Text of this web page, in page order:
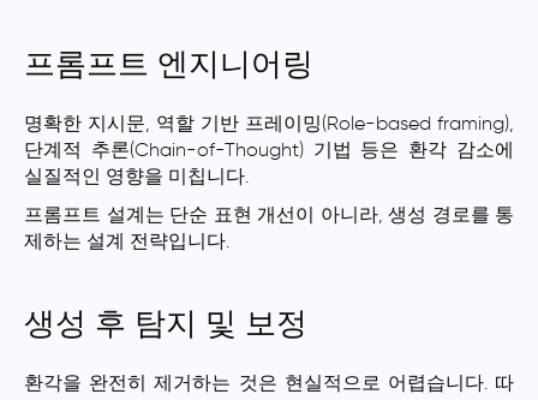
프롬프트 엔지니어링
명확한 지시문, 역할 기반 프레이밍(Role-based framing),
단계적 추론(Chain-of-Thought) 기법 등은 환각 감소에
실질적인 영향을 미칩니다.
프롬프트 설계는 단순 표현 개선이 아니라, 생성 경로를 통
제하는 설계 전략입니다.
생성 후 탐지 및 보정
환각을 완전히 제거하는 것은 현실적으로 어렵습니다. 따